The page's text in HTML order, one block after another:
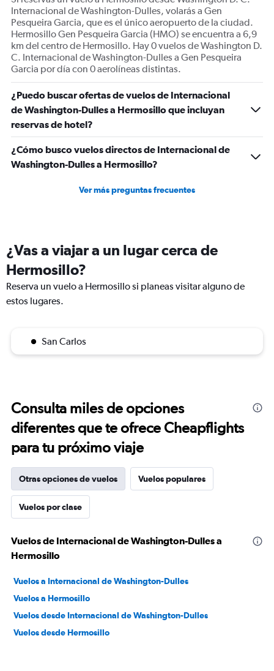
Internacional de Washington-Dulles, volarás a Gen
Pesqueira Garcia, que es el único aeropuerto de la ciudad.
Hermosillo Gen Pesqueira Garcia (HMO) se encuentra a 6,9
km del centro de Hermosillo. Hay 0 vuelos de Washington D.
C. Internacional de Washington-Dulles a Gen Pesqueira
Garcia por día con 0 aerolíneas distintas.
¿Puedo buscar ofertas de vuelos de Internacional
de Washington-Dulles a Hermosillo que incluyan
reservas de hotel?
¿Cómo busco vuelos directos de Internacional de
Washington-Dulles a Hermosillo?
Ver más preguntas frecuentes
¿Vas a viajar a un lugar cerca de
Hermosillo?
Reserva un vuelo a Hermosillo si planeas visitar alguno de
estos lugares.
San Carlos
Consulta miles de opciones
diferentes que te ofrece Cheapflights
para tu próximo viaje
Otras opciones de vuelos Vuelos populares
Vuelos por clase
Vuelos de Internacional de Washington-Dulles a
Hermosillo
Vuelos a Internacional de Washington-Dulles
Vuelos a Hermosillo
Vuelos desde Internacional de Washington-Dulles
Vuelos desde Hermosillo